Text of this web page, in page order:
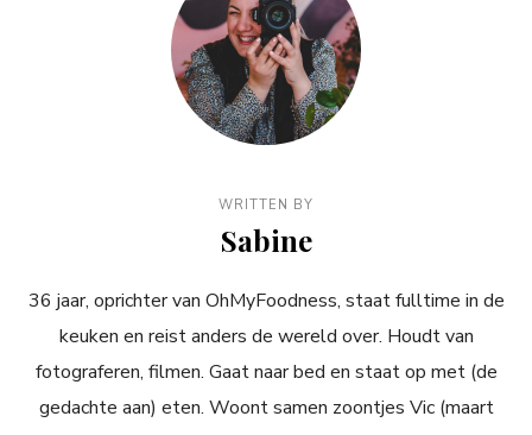
WRITTEN BY
Sabine
36 jaar, oprichter van OhMyFoodness, staat fulltime in de
keuken en reist anders de wereld over. Houdt van
fotograferen, filmen. Gaat naar bed en staat op met (de
gedachte aan) eten. Woont samen zoontjes Vic (maart